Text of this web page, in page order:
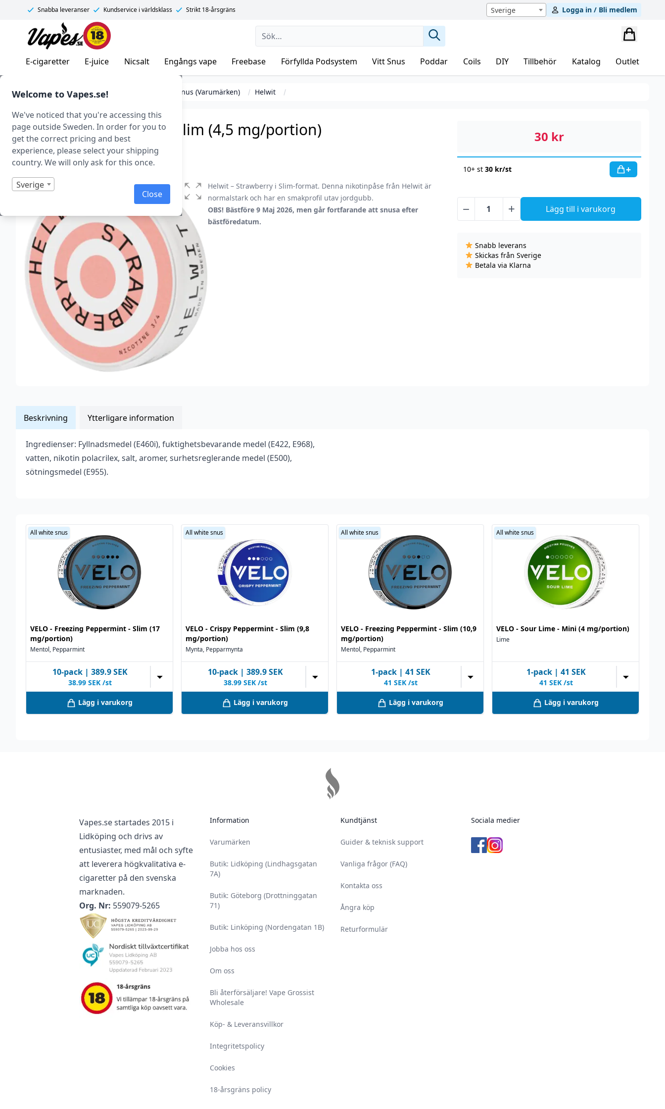
Welcome to Vapes.se!
We've noticed that you're accessing this
page outside Sweden. In order for you to
get the correct pricing and best
experience, please select your shipping
country. We will only ask for this once.
Sverige
Close
Snabba leveranser Kundservice i världsklass Strikt 18-årsgräns Sverige Logga in / Bli medlem
Vapes.se
E-cigaretter E-juice Nicsalt Engångs vape Freebase Förfyllda Podsystem Vitt Snus Poddar Coils DIY Tillbehör Katalog Outlet
Tobaksfritt snus (Nikotinpåsar) Tobaksfritt Snus (Varumärken) Helwit
Helwit – Strawberry – Slim (4,5 mg/portion)
Art.nr: 42733
I lager
Helwit – Strawberry i Slim-format. Denna nikotinpåse från Helwit är
normalstark och har en smakprofil utav jordgubb.
OBS! Bästföre 9 Maj 2026, men går fortfarande att snusa efter
bästföredatum.
30 kr
10+ st 30 kr/st +
−
Helwit
-
Slim
+ Lägg till i varukorg
Snabb leverans
Skickas från Sverige
Betala via Klarna
Beskrivning Ytterligare information
Ingredienser: Fyllnadsmedel (E460i), fuktighetsbevarande medel (E422, E968),
vatten, nikotin polacrilex, salt, aromer, surhetsreglerande medel (E500),
sötningsmedel (E955).
Vikt
0,025 kg
Antal
Tillverkningsland
Normal
Nikotin (Snus)
4,5 mg/portion
Innehåll/förpackning 10 g
Slim
Typ
All white snus Tobaksfritt snus
VELO - Freezing Peppermint - Slim (17
mg/portion)
Mentol, Pepparmint
All white snus
10-pack | 389.9SEK
38.99 SEK /st
▼
Lägg i varukorg
VELO - Crispy Peppermint - Slim (9,8
mg/portion)
Mynta, Pepparmynta
All white snus
10-pack | 389.9SEK
38.99 SEK /st
▼
Lägg i varukorg
VELO - Freezing Peppermint - Slim (10,9
mg/portion)
Mentol, Pepparmint
All white snus
1-pack | 41 SEK
41 SEK /st
▼
Lägg i varukorg
VELO - Sour Lime - Mini (4 mg/portion)
Lime
All white snus
1-pack | 41 SEK
41 SEK /st
▼
Lägg i varukorg
Vapes.se startades 2015 i
Lidköping och drivs av
entusiaster, med mål och syfte
att leverera högkvalitativa e-
cigaretter på den svenska
marknaden.
Org. Nr: 559079-5265
Information
Varumärken
Butik: Lidköping (Lindhagsgatan
7A)
Butik: Göteborg (Drottninggatan
71)
Butik: Linköping (Nordengatan 1B)
Jobba hos oss
Om oss
Bli återförsäljare! Vape Grossist
Wholesale
Köp- & Leveransvillkor
Integritetspolicy
Cookies
18-årsgräns policy
Kundtjänst
Guider & teknisk support
Vanliga frågor (FAQ)
Kontakta oss
Ångra köp
Returformulär
Sociala medier